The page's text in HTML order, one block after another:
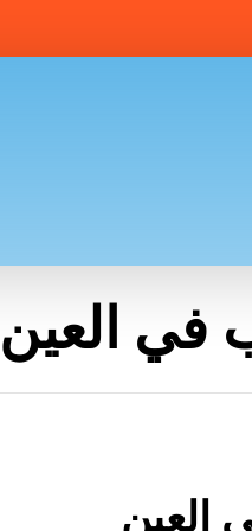
في العين
العين